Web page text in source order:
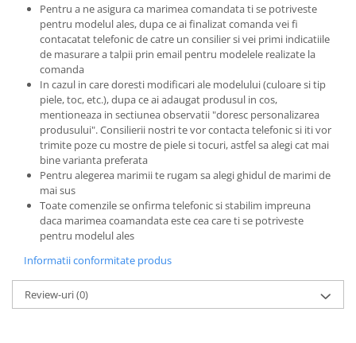
Pentru a ne asigura ca marimea comandata ti se potriveste
pentru modelul ales, dupa ce ai finalizat comanda vei fi
contacatat telefonic de catre un consilier si vei primi indicatiile
de masurare a talpii prin email pentru modelele realizate la
comanda
In cazul in care doresti modificari ale modelului (culoare si tip
piele, toc, etc.), dupa ce ai adaugat produsul in cos,
mentioneaza in sectiunea observatii "doresc personalizarea
produsului". Consilierii nostri te vor contacta telefonic si iti vor
trimite poze cu mostre de piele si tocuri, astfel sa alegi cat mai
bine varianta preferata
Pentru alegerea marimii te rugam sa alegi ghidul de marimi de
mai sus
Toate comenzile se onfirma telefonic si stabilim impreuna
daca marimea coamandata este cea care ti se potriveste
pentru modelul ales
Informatii conformitate produs
Review-uri(0)